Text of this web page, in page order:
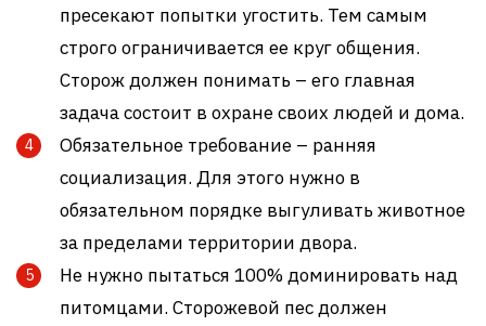
пресекают попытки угостить. Тем самым
строго ограничивается ее круг общения.
Сторож должен понимать – его главная
задача состоит в охране своих людей и дома.
Обязательное требование – ранняя
социализация. Для этого нужно в
обязательном порядке выгуливать животное
за пределами территории двора.
Не нужно пытаться 100% доминировать над
питомцами. Сторожевой пес должен